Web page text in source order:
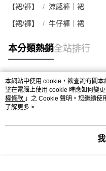
【裙/褲】 涼感褲｜裙
【裙/褲】 牛仔褲｜裙
本分類熱銷全站排行
熱門標籤
本網站中使用 cookie，欲查詢有關本
望在電腦上使用 cookie 時應如何變
權條款 」之 Cookie 聲明。您繼續使
用條款之 Cookie 聲明使用 cookie。
了解更多 >